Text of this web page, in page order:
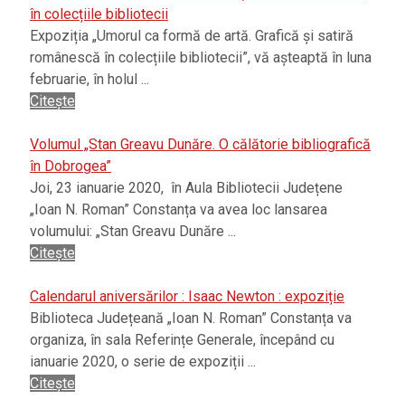
în colecțiile bibliotecii
Expoziția „Umorul ca formă de artă. Grafică și satiră
românescă în colecțiile bibliotecii”, vă așteaptă în luna
februarie, în holul ...
Citește
Volumul „Stan Greavu Dunăre. O călătorie bibliografică
în Dobrogea”
Joi, 23 ianuarie 2020, în Aula Bibliotecii Județene
„Ioan N. Roman” Constanța va avea loc lansarea
volumului: „Stan Greavu Dunăre ...
Citește
Calendarul aniversărilor : Isaac Newton : expoziție
Biblioteca Județeană „Ioan N. Roman” Constanța va
organiza, în sala Referințe Generale, începând cu
ianuarie 2020, o serie de expoziții ...
Citește